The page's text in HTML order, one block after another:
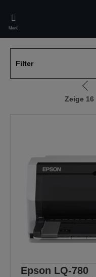
main
content
Menü
Filter
Zur
Zeige
Epson LQ-780